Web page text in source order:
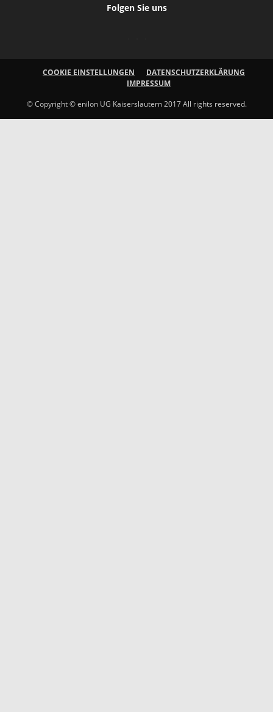
Folgen Sie uns
COOKIE EINSTELLUNGEN
DATENSCHUTZERKLÄRUNG
IMPRESSUM
© Copyright © enilon UG Kaiserslautern 2017 All rights reserved.